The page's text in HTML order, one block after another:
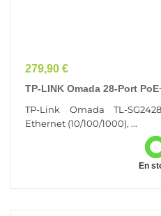
Prix
279,90 €
TP-LINK Omada 28-Port
TP-Link Omada TL-
Ethernet (10/100/1000), ...
En